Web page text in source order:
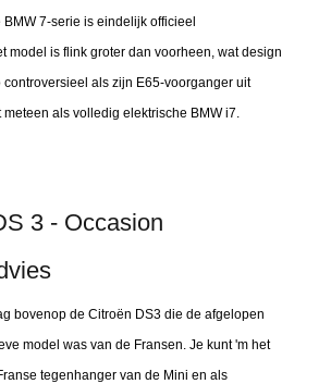
7-serie is eindelijk officieel
model is flink groter dan voorheen, wat design
controversieel als zijn E65-voorganger uit
als volledig elektrische BMW i7.
3 - Occasion
bovenop de Citroën DS3 die de afgelopen
model was van de Fransen. Je kunt 'm het
tegenhanger van de Mini en als